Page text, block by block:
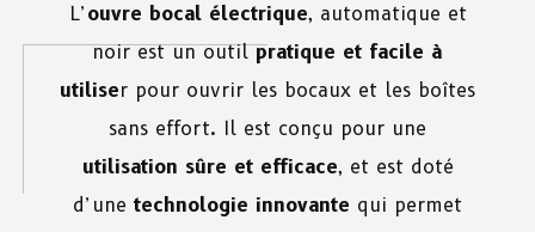
L’ ouvre bocal électrique, automatique et
noir est un outilpratique et facile à
utiliser pour ouvrir les bocaux et les boîtes
sans effort. Il est conçu pour une
utilisation sûre et efficace, et est doté
d’une technologie innovante qui permet